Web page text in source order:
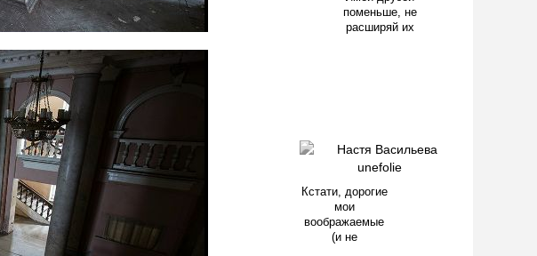
поменьше, не
расширяй их
Кстати, дорогие
мои
воображаемые
(и не